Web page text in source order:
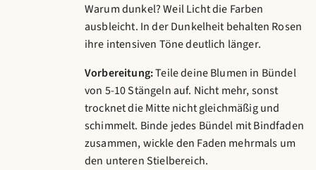
Warum dunkel? Weil Licht die Farben
ausbleicht. In der Dunkelheit behalten Rosen
ihre intensiven Töne deutlich länger.
Vorbereitung:Teile deine Blumen in Bündel
von 5-10 Stängeln auf. Nicht mehr, sonst
trocknet die Mitte nicht gleichmäßig und
schimmelt. Binde jedes Bündel mit Bindfaden
zusammen, wickle den Faden mehrmals um
den unteren Stielbereich.